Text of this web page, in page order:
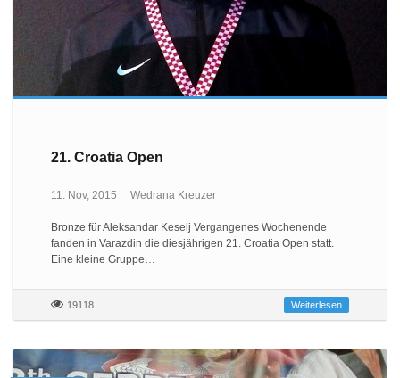
21. Croatia Open
11. Nov, 2015 Wedrana Kreuzer
Bronze für Aleksandar Keselj Vergangenes Wochenende
fanden in Varazdin die diesjährigen 21. Croatia Open statt.
Eine kleine Gruppe…
19118 Weiterlesen